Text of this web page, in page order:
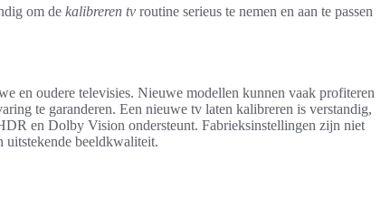
om de kalibreren tv routine serieus te nemen en aan te passen
en oudere televisies. Nieuwe modellen kunnen vaak profiteren
te garanderen. Een nieuwe tv laten kalibreren is verstandig,
en Dolby Vision ondersteunt. Fabrieksinstellingen zijn niet
uitstekende beeldkwaliteit.